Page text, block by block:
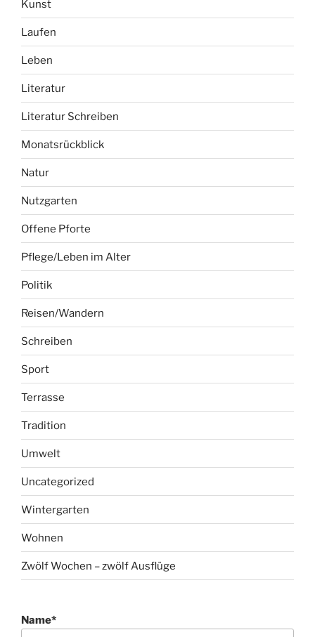
Kunst
Laufen
Leben
Literatur
Literatur Schreiben
Monatsrückblick
Natur
Nutzgarten
Offene Pforte
Pflege/Leben im Alter
Politik
Reisen/Wandern
Schreiben
Sport
Terrasse
Tradition
Umwelt
Uncategorized
Wintergarten
Wohnen
Zwölf Wochen – zwölf Ausflüge
Name*